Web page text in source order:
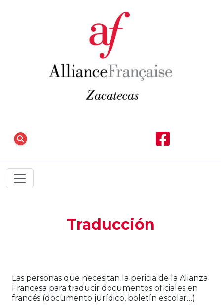
Traducción
Las personas que necesitan la pericia de la Alianza
Francesa para traducir documentos oficiales en
francés (documento jurídico, boletín escolar…).